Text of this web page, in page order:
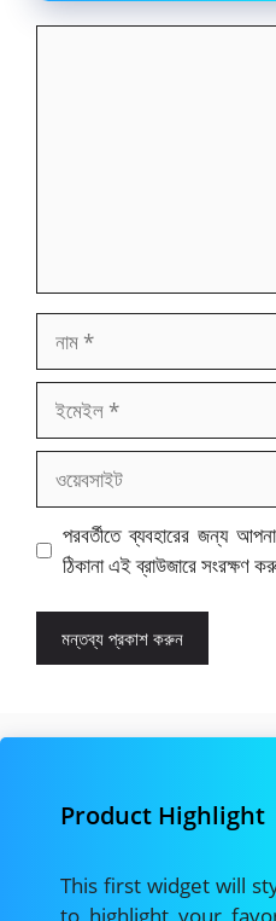
ইমেইল
পরবর্তীতে ব্যবহারের জন্য
ঠিকানা এই ব্রাউজারে সংরক্ষণ
Product Highlight
This first widget will
to highlight your